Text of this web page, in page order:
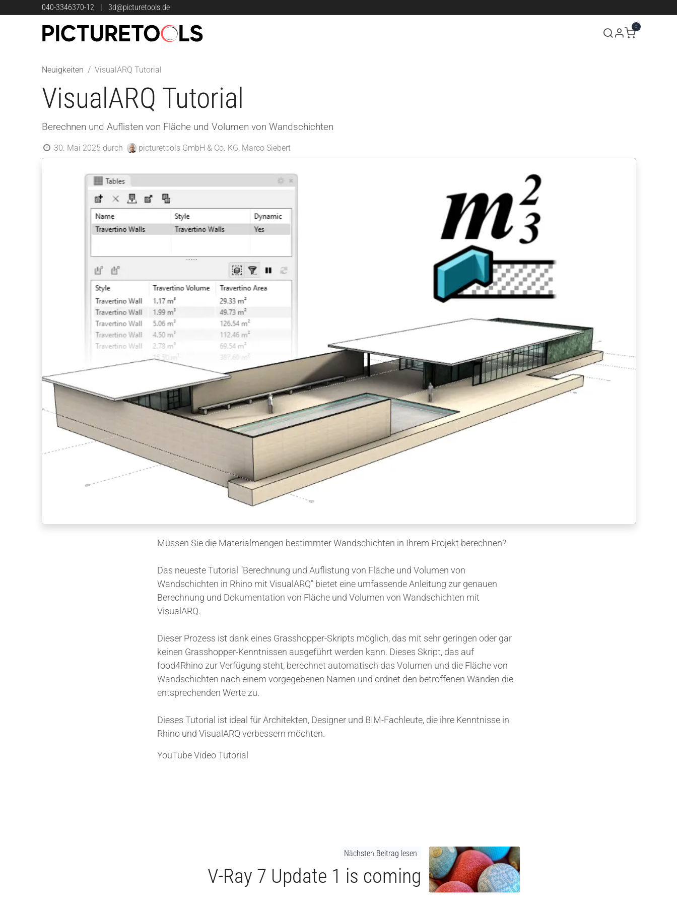
Zum Inhalt springen040-3346370-12 | 3d@picturetools.de
0
Neuigkeiten VisualARQ Tutorial
VisualARQ Tutorial
Berechnen und Auflisten von Fläche und Volumen von Wandschichten
30. Mai 2025 durch picturetools GmbH & Co. KG, Marco Siebert
Müssen Sie die Materialmengen bestimmter Wandschichten in Ihrem Projekt berechnen?
Das neueste Tutorial "Berechnung und Auflistung von Fläche und Volumen von
Wandschichten in Rhino mit VisualARQ" bietet eine umfassende Anleitung zur genauen
Berechnung und Dokumentation von Fläche und Volumen von Wandschichten mit
VisualARQ.
Dieser Prozess ist dank eines Grasshopper-Skripts möglich, das mit sehr geringen oder gar
keinen Grasshopper-Kenntnissen ausgeführt werden kann. Dieses Skript, das auf
food4Rhino zur Verfügung steht, berechnet automatisch das Volumen und die Fläche von
Wandschichten nach einem vorgegebenen Namen und ordnet den betroffenen Wänden die
entsprechenden Werte zu.
Dieses Tutorial ist ideal für Architekten, Designer und BIM-Fachleute, die ihre Kenntnisse in
Rhino und VisualARQ verbessern möchten.
YouTube Video Tutorial
Nächsten Beitrag lesen
V-Ray 7 Update 1 is coming